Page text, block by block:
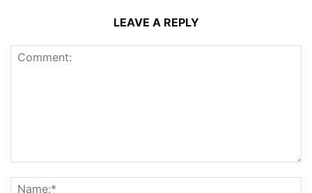
LEAVE A REPLY